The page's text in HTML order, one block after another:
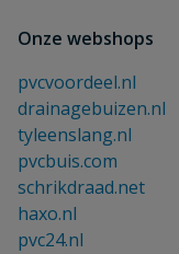
Onze webshops
pvcvoordeel.nl
drainagebuizen.nl
tyleenslang.nl
pvcbuis.com
schrikdraad.net
haxo.nl
pvc24.nl